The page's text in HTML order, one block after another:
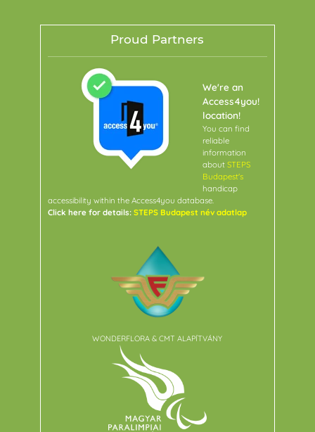
Proud Partners
We're an
Access4you!
location!
You can find
reliable
information
about STEPS
Budapest's
handicap
accessibility within the Access4you database.
Click here for details: STEPS Budapest név adatlap
WONDERFLORA & CMT ALAPÍTVÁNY